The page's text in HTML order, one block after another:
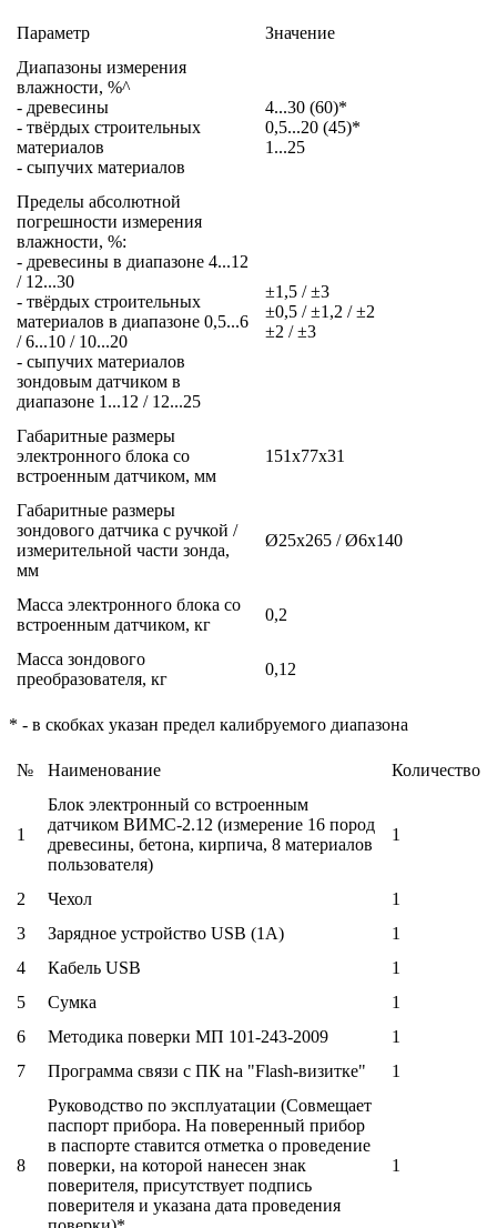
Параметр
Значение
Диапазоны измерения
влажности, %^
- древесины
- твёрдых строительных
материалов
- сыпучих материалов
4...30 (60)*
0,5...20 (45)*
1...25
Пределы абсолютной
погрешности измерения
влажности, %:
- древесины в диапазоне 4...12
/ 12...30
- твёрдых строительных
материалов в диапазоне 0,5...6
/ 6...10 / 10...20
- сыпучих материалов
зондовым датчиком в
диапазоне 1...12 / 12...25
±1,5 / ±3
±0,5 / ±1,2 / ±2
±2 / ±3
Габаритные размеры
электронного блока со
встроенным датчиком, мм
151x77x31
Габаритные размеры
зондового датчика с ручкой /
измерительной части зонда,
мм
Ø25x265 / Ø6x140
Масса электронного блока со
встроенным датчиком, кг
0,2
Масса зондового
преобразователя, кг
0,12
* - в скобках указан предел калибруемого диапазона
№ Наименование Количество
1
Блок электронный со встроенным
датчиком ВИМС-2.12 (измерение 16 пород
древесины, бетона, кирпича, 8 материалов
пользователя)
1
2 Чехол
1
3
Зарядное устройство USB (1А)
1
4
Кабель USB
1
5
Сумка
1
6
Методика поверки МП 101-243-2009
1
7
Программа связи с ПК на "Flash-визитке" 1
8
Руководство по эксплуатации (Совмещает
паспорт прибора. На поверенный прибор
в паспорте ставится отметка о проведение
поверки, на которой нанесен знак
поверителя, присутствует подпись
поверителя и указана дата проведения
1